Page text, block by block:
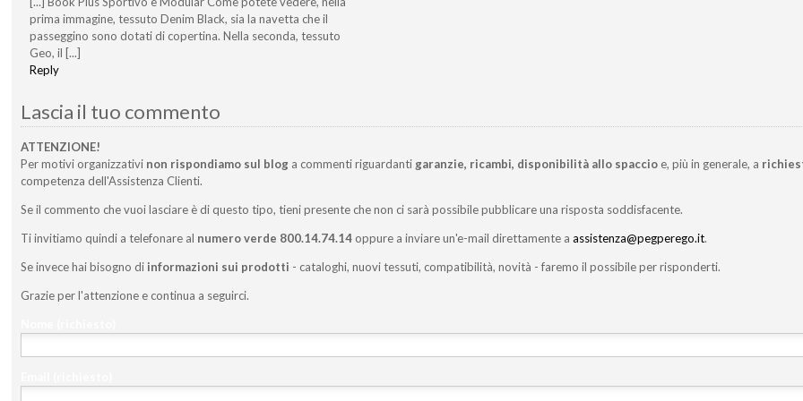
prima immagine, tessuto Denim Black, sia la navetta che il
passeggino sono dotati di copertina. Nella seconda, tessuto
Geo, il [...]
Reply
Lascia il tuo commento
ATTENZIONE!
Per motivi organizzativi non rispondiamo sul blog a commenti riguardanti garanzie, ricambi, disponibilità allo spaccio e, più in generale, a
competenza dell'Assistenza Clienti.
Se il commento che vuoi lasciare è di questo tipo, tieni presente che non ci sarà possibile pubblicare una risposta soddisfacente.
Ti invitiamo quindi a telefonare al numero verde 800.14.74.14 oppure a inviare un'e-mail direttamente aassistenza@pegperego.it.
Se invece hai bisogno di informazioni sui prodotti - cataloghi, nuovi tessuti, compatibilità, novità - faremo il possibile per risponderti.
Grazie per l'attenzione e continua a seguirci.